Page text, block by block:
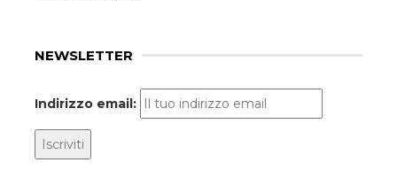
NEWSLETTER
Indirizzo email: